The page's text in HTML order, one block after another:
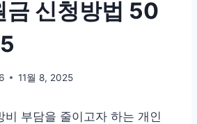
금 신청방법 50
11월 8, 2025
부담을 줄이고자 하는 개인